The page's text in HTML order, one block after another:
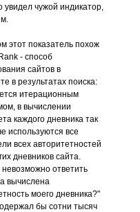
увидел чужой индикатор,
этот показатель похож
- способ
сайтов в
в результатах поиска:
итерационным
в вычислении
каждого дневника так
используются все
всех авторитетностей
дневников сайта.
невозможно ответить
вычислена
моего дневника?"
бы сотни тысяч